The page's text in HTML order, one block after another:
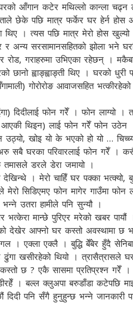
आँगान कटेर मथिल्लो कान्ला चढ्न
छेके पछि मात्र फर्केर घर हेर्न
थिए । त्यस पछि मात्र मेरो होस
अन्य सरसामानसहितको झोला भने
गराहरुमा उभिएका रहेछन् ।
ह्वाङ्ह्वाङ्ती थिए । घरको धुरी
गोरोरोङ आवाजसहित
दिदीलाई फोन गरेँ । फोन लाग्यो ।
आएकी थिइन) लाई फोन गरेँ फोन उठेन
उठ्यो, खोइ यो के भएको हो यो …
सबै घरका परिवारलाई फोन गरेँ ।
डरले डेरा जमायो ।
। मेरो चाहिँ घर पक्का भत्क्यो,
सिडिएमए फोन मागेर गाउँमा फोन
उतरा हामीले पनि सुन्यौ ।
भत्केरा मान्छे पुरिएर मरेको खबर
देखेर आफ्नो घर कस्तो अवस्थामा छ
। एक्ला एक्लै । बुद्धि बेँबेर हुँदै
ढुंगा खसीरहेको थियो । त्रासैत्रासले
छ ? एकै सासमा प्रतिप्रश्न गरेँ ।
। बल्ल क्लुअपा बरुडाँडा कटेपछि
पनि सँगै हुनुहुन्छ भन्ने जानकारी